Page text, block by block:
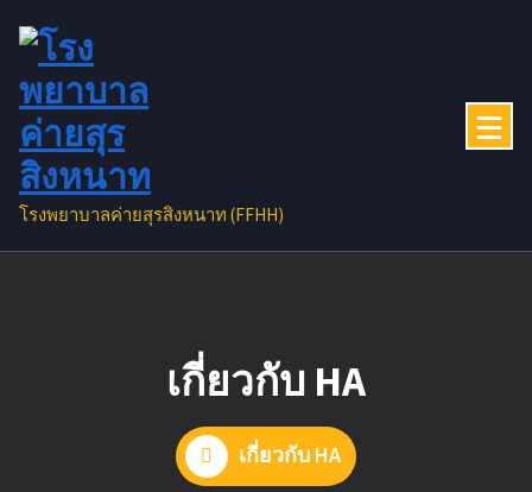
content
โรงพยาบาลค่ายสุรสิงหนาท (FFHH)
เกี่ยวกับ HA
เกี่ยวกับ HA